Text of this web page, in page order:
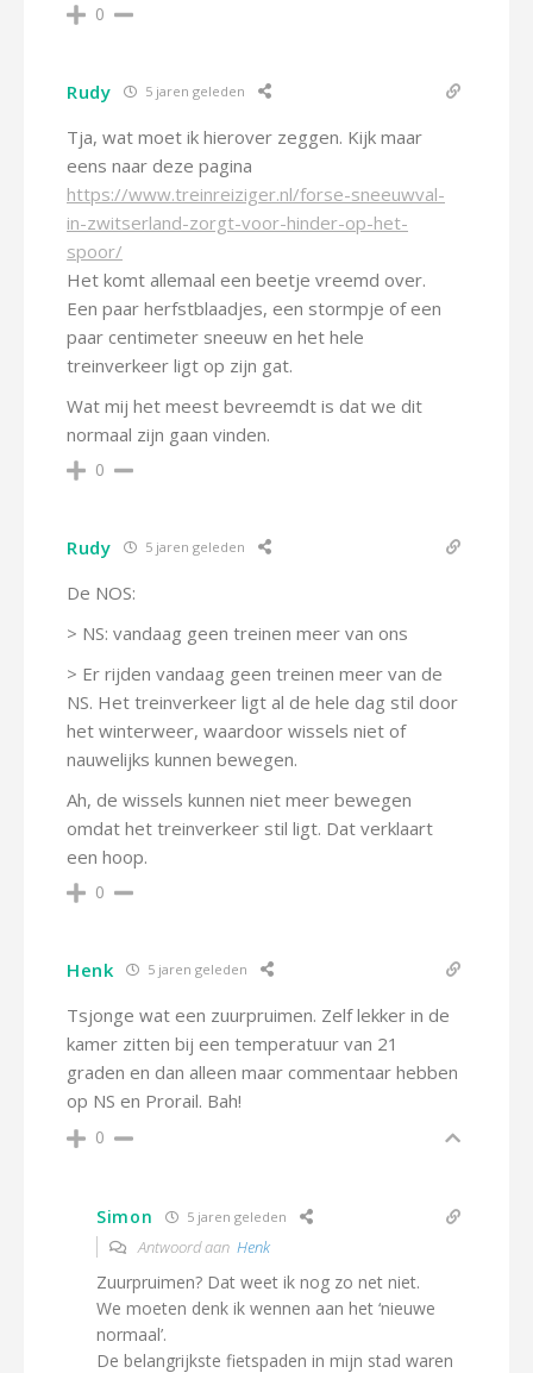
0
Rudy 5 jaren geleden
Tja, wat moet ik hierover zeggen. Kijk maar
eens naar deze pagina
https://www.treinreiziger.nl/forse-sneeuwval-
in-zwitserland-zorgt-voor-hinder-op-het-
spoor/
Het komt allemaal een beetje vreemd over.
Een paar herfstblaadjes, een stormpje of een
paar centimeter sneeuw en het hele
treinverkeer ligt op zijn gat.
Wat mij het meest bevreemdt is dat we dit
normaal zijn gaan vinden.
0
Rudy 5 jaren geleden
De NOS:
> NS: vandaag geen treinen meer van ons
> Er rijden vandaag geen treinen meer van de
NS. Het treinverkeer ligt al de hele dag stil door
het winterweer, waardoor wissels niet of
nauwelijks kunnen bewegen.
Ah, de wissels kunnen niet meer bewegen
omdat het treinverkeer stil ligt. Dat verklaart
een hoop.
0
Henk 5 jaren geleden
Tsjonge wat een zuurpruimen. Zelf lekker in de
kamer zitten bij een temperatuur van 21
graden en dan alleen maar commentaar hebben
op NS en Prorail. Bah!
0
Simon 5 jaren geleden
Antwoord aan Henk
Zuurpruimen? Dat weet ik nog zo net niet.
We moeten denk ik wennen aan het ‘nieuwe
normaal’.
De belangrijkste fietspaden in mijn stad waren